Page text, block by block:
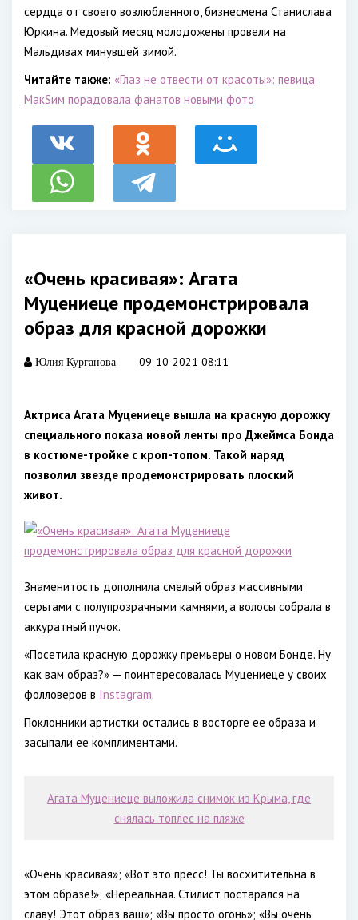
сердца от своего возлюбленного, бизнесмена Станислава
Юркина. Медовый месяц молодожены провели на
Мальдивах минувшей зимой.
Читайте также: «Глаз не отвести от красоты»: певица
МакSим порадовала фанатов новыми фото
«Очень красивая»: Агата
Муцениеце продемонстрировала
образ для красной дорожки
Юлия Курганова 09-10-2021 08:11
Актриса Агата Муцениеце вышла на красную дорожку
специального показа новой ленты про Джеймса Бонда
в костюме-тройке с кроп-топом. Такой наряд
позволил звезде продемонстрировать плоский
живот.
Знаменитость дополнила смелый образ массивными
серьгами с полупрозрачными камнями, а волосы собрала в
аккуратный пучок.
«Посетила красную дорожку премьеры о новом Бонде. Ну
как вам образ?» — поинтересовалась Муцениеце у своих
фолловеров в Instagram.
Поклонники артистки остались в восторге ее образа и
засыпали ее комплиментами.
Агата Муцениеце выложила снимок из Крыма, где
снялась топлес на пляже
«Очень красивая»; «Вот это пресс! Ты восхитительна в
этом образе!»; «Нереальная. Стилист постарался на
славу! Этот образ ваш»; «Вы просто огонь»; «Вы очень